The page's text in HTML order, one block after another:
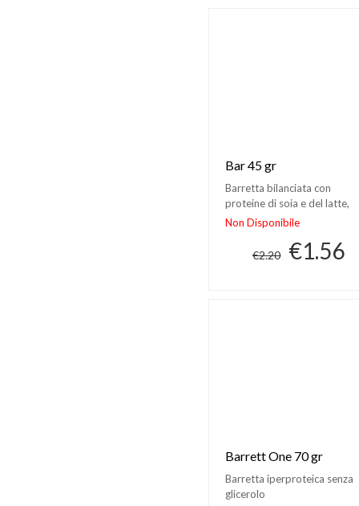
Bar 45 gr
Barretta bilanciata con
proteine di soia e del latte,
vitamine, sali minerali
Non Disponibile
€2.20 €1.56
Barrett One 70 gr
Barretta iperproteica senza
glicerolo